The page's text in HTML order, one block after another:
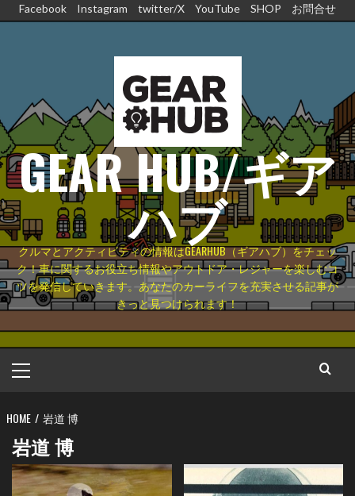
ス
キ
ッ
プ
Facebook Instagram twitter/X YouTube SHOP お問合せ
GEAR HUB/ギア
ハブ
クルマとアクティビティの情報はGEARHUB（ギアハブ）をチェッ
ク！車に関するお役立ち情報やアウトドア・レジャーを楽しむコ
ツを発信していきます。あなたのカーライフを充実させる記事が
きっと見つけられます！
イ
メ
ニ
ュ
ー
HOME 岩道 博
岩道 博